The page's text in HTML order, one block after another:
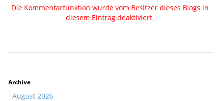
Die Kommentarfunktion wurde vom Besitzer dieses Blogs in
diesem Eintrag deaktiviert.
Archive
August 2026